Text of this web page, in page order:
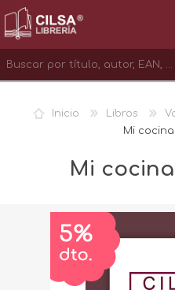
INICIAR SESIÓN
Inicio Libros
Mi
Mi